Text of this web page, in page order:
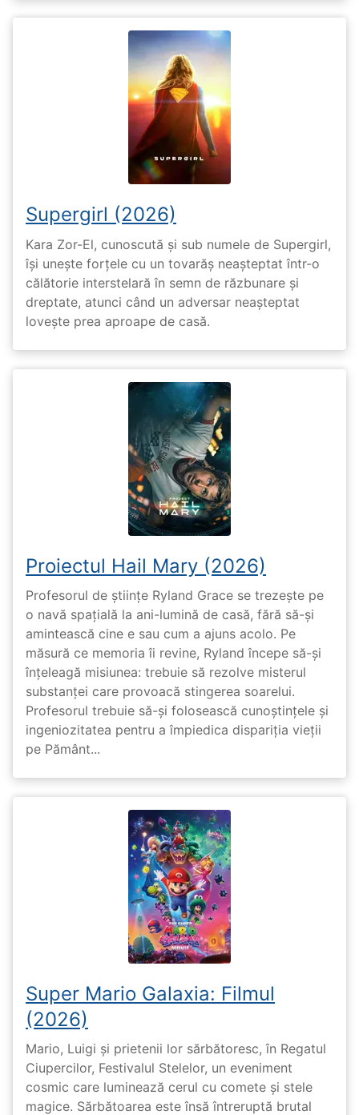
Supergirl (2026)
Kara Zor-El, cunoscută și sub numele de Supergirl,
își unește forțele cu un tovarăș neașteptat într-o
călătorie interstelară în semn de răzbunare și
dreptate, atunci când un adversar neașteptat
lovește prea aproape de casă.
Proiectul Hail Mary (2026)
Profesorul de științe Ryland Grace se trezește pe
o navă spațială la ani-lumină de casă, fără să-și
amintească cine e sau cum a ajuns acolo. Pe
măsură ce memoria îi revine, Ryland începe să-și
înțeleagă misiunea: trebuie să rezolve misterul
substanței care provoacă stingerea soarelui.
Profesorul trebuie să-și folosească cunoștințele și
ingeniozitatea pentru a împiedica dispariția vieții
pe Pământ...
Super Mario Galaxia: Filmul
(2026)
Mario, Luigi și prietenii lor sărbătoresc, în Regatul
Ciupercilor, Festivalul Stelelor, un eveniment
cosmic care luminează cerul cu comete și stele
magice. Sărbătoarea este însă întreruptă brutal